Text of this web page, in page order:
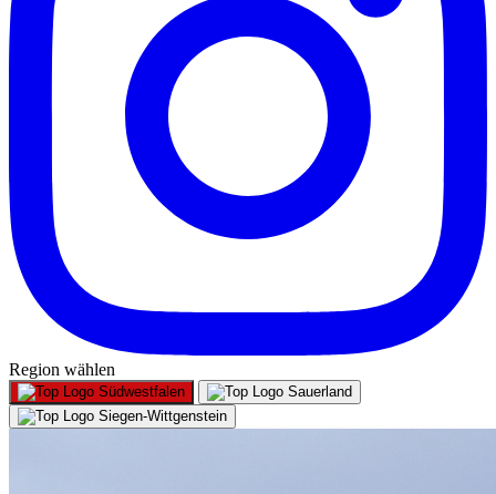
Region wählen
Südwestfalen
Sauerland
Siegen-Wittgenstein